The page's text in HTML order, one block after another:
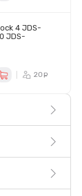
4 JDS-
JDS-
20